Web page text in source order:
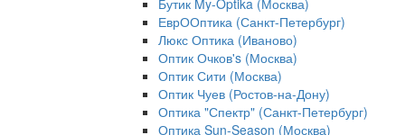
Бутик My-Optika (Москва)
ЕврООптика (Санкт-Петербург)
Люкс Оптика (Иваново)
Оптик Очков's (Москва)
Оптик Сити (Москва)
Оптик Чуев (Ростов-на-Дону)
Оптика "Спектр" (Санкт-Петербург)
Оптика Sun-Season (Москва)